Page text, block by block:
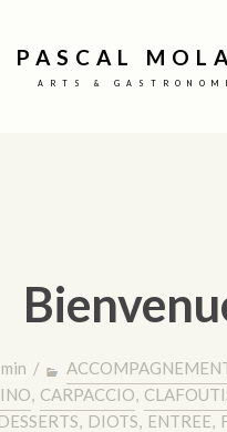
PASCAL
ARTS &
min /
, CARPACCIO,
DESSERTS, DIOTS, ENTREE,